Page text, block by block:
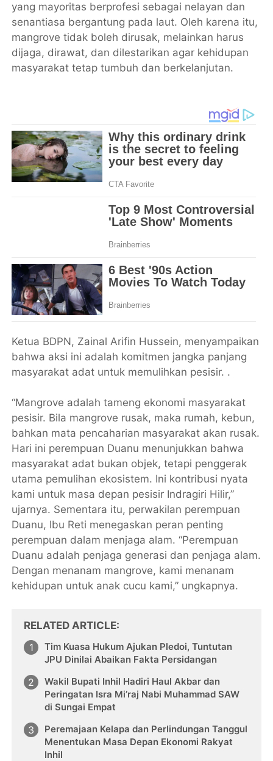
yang mayoritas berprofesi sebagai nelayan dan
senantiasa bergantung pada laut. Oleh karena itu,
mangrove tidak boleh dirusak, melainkan harus
dijaga, dirawat, dan dilestarikan agar kehidupan
masyarakat tetap tumbuh dan berkelanjutan.
Ketua BDPN, Zainal Arifin Hussein, menyampaikan
bahwa aksi ini adalah komitmen jangka panjang
masyarakat adat untuk memulihkan pesisir. .
“Mangrove adalah tameng ekonomi masyarakat
pesisir. Bila mangrove rusak, maka rumah, kebun,
bahkan mata pencaharian masyarakat akan rusak.
Hari ini perempuan Duanu menunjukkan bahwa
masyarakat adat bukan objek, tetapi penggerak
utama pemulihan ekosistem. Ini kontribusi nyata
kami untuk masa depan pesisir Indragiri Hilir,”
ujarnya. Sementara itu, perwakilan perempuan
Duanu, Ibu Reti menegaskan peran penting
perempuan dalam menjaga alam. “Perempuan
Duanu adalah penjaga generasi dan penjaga alam.
Dengan menanam mangrove, kami menanam
kehidupan untuk anak cucu kami,” ungkapnya.
RELATED ARTICLE
Tim Kuasa Hukum Ajukan Pledoi, Tuntutan
JPU Dinilai Abaikan Fakta Persidangan
Wakil Bupati Inhil Hadiri Haul Akbar dan
Peringatan Isra Mi’raj Nabi Muhammad SAW
di Sungai Empat
Peremajaan Kelapa dan Perlindungan Tanggul
Menentukan Masa Depan Ekonomi Rakyat
Inhil